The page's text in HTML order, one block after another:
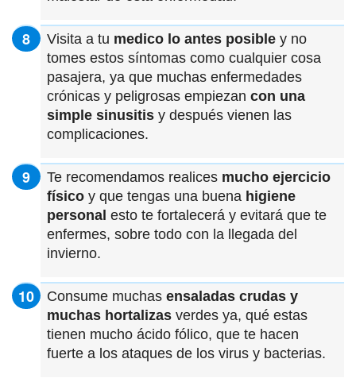
Visita a tu medico lo antes posible y no
tomes estos síntomas como cualquier cosa
pasajera, ya que muchas enfermedades
crónicas y peligrosas empiezan con una
simple sinusitis y después vienen las
complicaciones.
Te recomendamos realices mucho ejercicio
físico y que tengas una buena higiene
personal esto te fortalecerá y evitará que te
enfermes, sobre todo con la llegada del
invierno.
Consume muchas ensaladas crudas y
muchas hortalizas verdes ya, qué estas
tienen mucho ácido fólico, que te hacen
fuerte a los ataques de los virus y bacterias.